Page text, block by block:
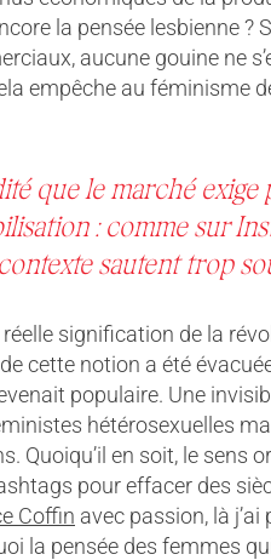
la pensée lesbienne ?
aucune gouine ne
empêche au féminisme
que le marché
: comme sur
sautent trop
signification de la
cette notion a été
populaire. Une
hétérosexuelles
Quoiqu’il en soit, le sens
pour effacer des
Coffin avec passion, là
la pensée des femmes